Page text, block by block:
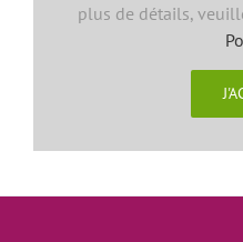
plus de détails,